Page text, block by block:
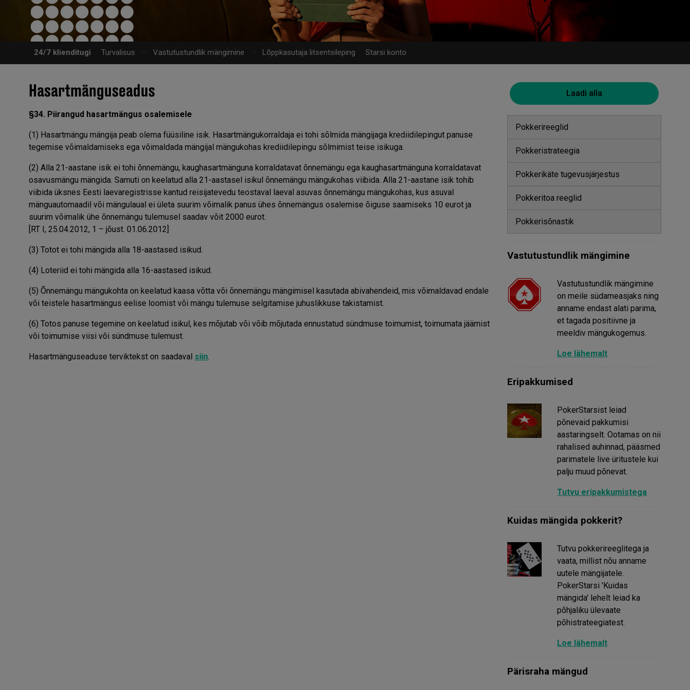
24/7 klienditugi Turvalisus Vastutustundlik mängimine Lõppkasutaja litsentsileping Starsi konto
Hasartmänguseadus
§34. Piirangud hasartmängus osalemisele
(1) Hasartmängu mängija peab olema füüsiline isik. Hasartmängukorraldaja ei tohi sõlmida mängijaga krediidilepingut panuse
tegemise võimaldamiseks ega võimaldada mängijal mängukohas krediidilepingu sõlmimist teise isikuga.
(2) Alla 21-aastane isik ei tohi õnnemängu, kaughasartmänguna korraldatavat õnnemängu ega kaughasartmänguna korraldatavat
osavusmängu mängida. Samuti on keelatud alla 21-aastasel isikul õnnemängu mängukohas viibida. Alla 21-aastane isik tohib
viibida üksnes Eesti laevaregistrisse kantud reisijatevedu teostaval laeval asuvas õnnemängu mängukohas, kus asuval
mänguautomaadil või mängulaual ei ületa suurim võimalik panus ühes õnnemängus osalemise õiguse saamiseks 10 eurot ja
suurim võimalik ühe õnnemängu tulemusel saadav võit 2000 eurot.
[RT I, 25.04.2012, 1 – jõust. 01.06.2012]
(3) Totot ei tohi mängida alla 18-aastased isikud.
(4) Loteriid ei tohi mängida alla 16-aastased isikud.
(5) Õnnemängu mängukohta on keelatud kaasa võtta või õnnemängu mängimisel kasutada abivahendeid, mis võimaldavad endale
või teistele hasartmängus eelise loomist või mängu tulemuse selgitamise juhuslikkuse takistamist.
(6) Totos panuse tegemine on keelatud isikul, kes mõjutab või võib mõjutada ennustatud sündmuse toimumist, toimumata jäämist
või toimumise viisi või sündmuse tulemust.
Hasartmänguseaduse terviktekst on saadaval siin
Laadi alla
Pokkerireeglid
Pokkeristrateegia
Pokkerikäte tugevusjärjestus
Pokkeritoa reeglid
Pokkerisõnastik
Vastutustundlik mängimine
Vastutustundlik mängimine
on meile südameasjaks ning
anname endast alati parima,
et tagada positiivne ja
meeldiv mängukogemus.
Loe lähemalt
Eripakkumised
PokerStarsist leiad
põnevaid pakkumisi
aastaringselt. Ootamas on nii
rahalised auhinnad, pääsmed
parimatele live üritustele kui
palju muud põnevat.
Tutvu eripakkumistega
Kuidas mängida pokkerit?
Tutvu pokkerireeglitega ja
vaata, millist nõu anname
uutele mängijatele.
PokerStarsi 'Kuidas
mängida' lehelt leiad ka
põhjaliku ülevaate
põhistrateegiatest.
Loe lähemalt
Pärisraha mängud